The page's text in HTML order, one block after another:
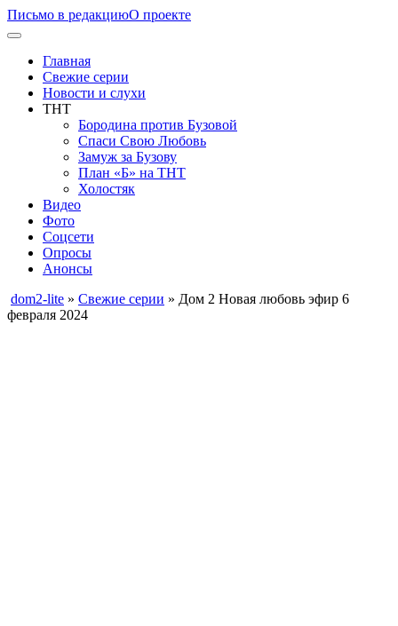
Письмо в редакциюО проекте
Главная
Свежие серии
Новости и слухи
ТНТ
Бородина против Бузовой
Спаси Свою Любовь
Замуж за Бузову
План «Б» на ТНТ
Холостяк
Видео
Фото
Соцсети
Опросы
Анонсы
dom2-lite » Свежие серии » Дом 2 Новая любовь эфир 6
февраля 2024